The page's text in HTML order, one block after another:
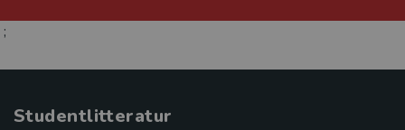
;
Studentlitteratur